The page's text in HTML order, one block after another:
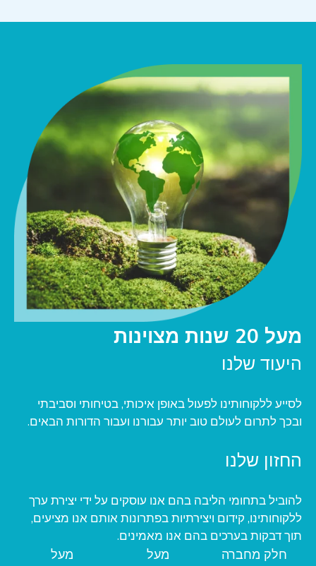
מעל 20 שנות מצוינות
היעוד שלנו
לסייע ללקוחותינו לפעול באופן איכותי, בטיחותי וסביבתי
ובכך לתרום לעולם טוב יותר עבורנו ועבור הדורות הבאים.
החזון שלנו
להוביל בתחומי הליבה בהם אנו עוסקים על ידי יצירת ערך
ללקוחותינו, קידום ויצירתיות בפתרונות אותם אנו מציעים,
תוך דבקות בערכים בהם אנו מאמינים.
חלק מחברה
מעל מעל